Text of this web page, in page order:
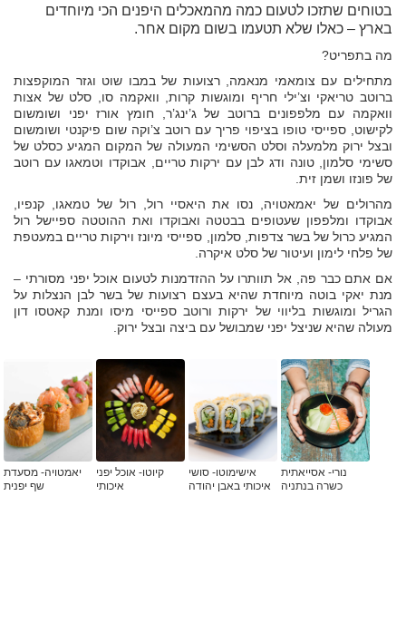
בטוחים שתזכו לטעום כמה מהמאכלים היפנים הכי מיוחדים
בארץ – כאלו שלא תטעמו בשום מקום אחר.
מה בתפריט?
מתחילים עם צומאמי מנאמה, רצועות של במבו שוט וגזר המוקפצות
ברוטב טריאקי וצ’ילי חריף ומוגשות קרות, וואקמה סו, סלט של אצות
וואקמה עם מלפפונים ברוטב של ג’ינג’ר, חומץ אורז יפני ושומשום
לקישוט, ספייסי טופו בציפוי פריך עם רוטב צ’וקה שום פיקנטי ושומשום
ובצל ירוק מלמעלה וסלט הסשימי המעולה של המקום המגיע כסלט של
סשימי סלמון, טונה ודג לבן עם ירקות טריים, אבוקדו וטמאגו עם רוטב
של פונזו ושמן זית.
מהרולים של יאמאטויה, נסו את היאסיי רול, רול של טמאגו, קנפיו,
אבוקדו ומלפפון שעטופים בבטטה ואבוקדו ואת ההוטטה ספיישל רול
המגיע כרול של בשר צדפות, סלמון, ספייסי מיונז וירקות טריים במעטפת
של פלחי לימון ועיטור של סלט איקרה.
אם אתם כבר פה, אל תוותרו על ההזדמנות לטעום אוכל יפני מסורתי –
מנת יאקי בוטה מיוחדת שהיא בעצם רצועות של בשר לבן הנצלות על
הגריל ומוגשות בליווי של ירקות ורוטב ספייסי מיסו ומנת קאטסו דון
מעולה שהיא שניצל יפני שמבושל עם ביצה ובצל ירוק.
נורי- אסייאתית
כשרה בנתניה
אישימוטו- סושי
איכותי באבן יהודה
קיוטו- אוכל יפני
איכותי
יאמטויה- מסעדת
שף יפנית